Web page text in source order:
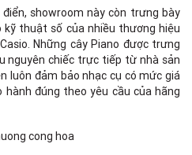
showroom này còn trưng bày
thuật số của nhiều thương hiệu
Những cây Piano được trưng
nguyên chiếc trực tiếp từ nhà sản
luôn đảm bảo nhạc cụ có mức giá
hành đúng theo yêu cầu của hãng